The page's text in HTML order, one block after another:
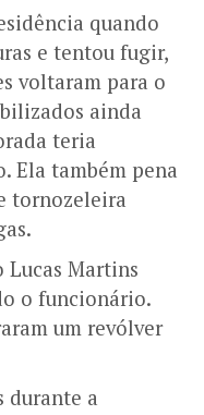
quando
e tentou fugir,
voltaram para o
ainda
teria
Ela também pena
tornozeleira
Martins
o funcionário.
um revólver
durante a